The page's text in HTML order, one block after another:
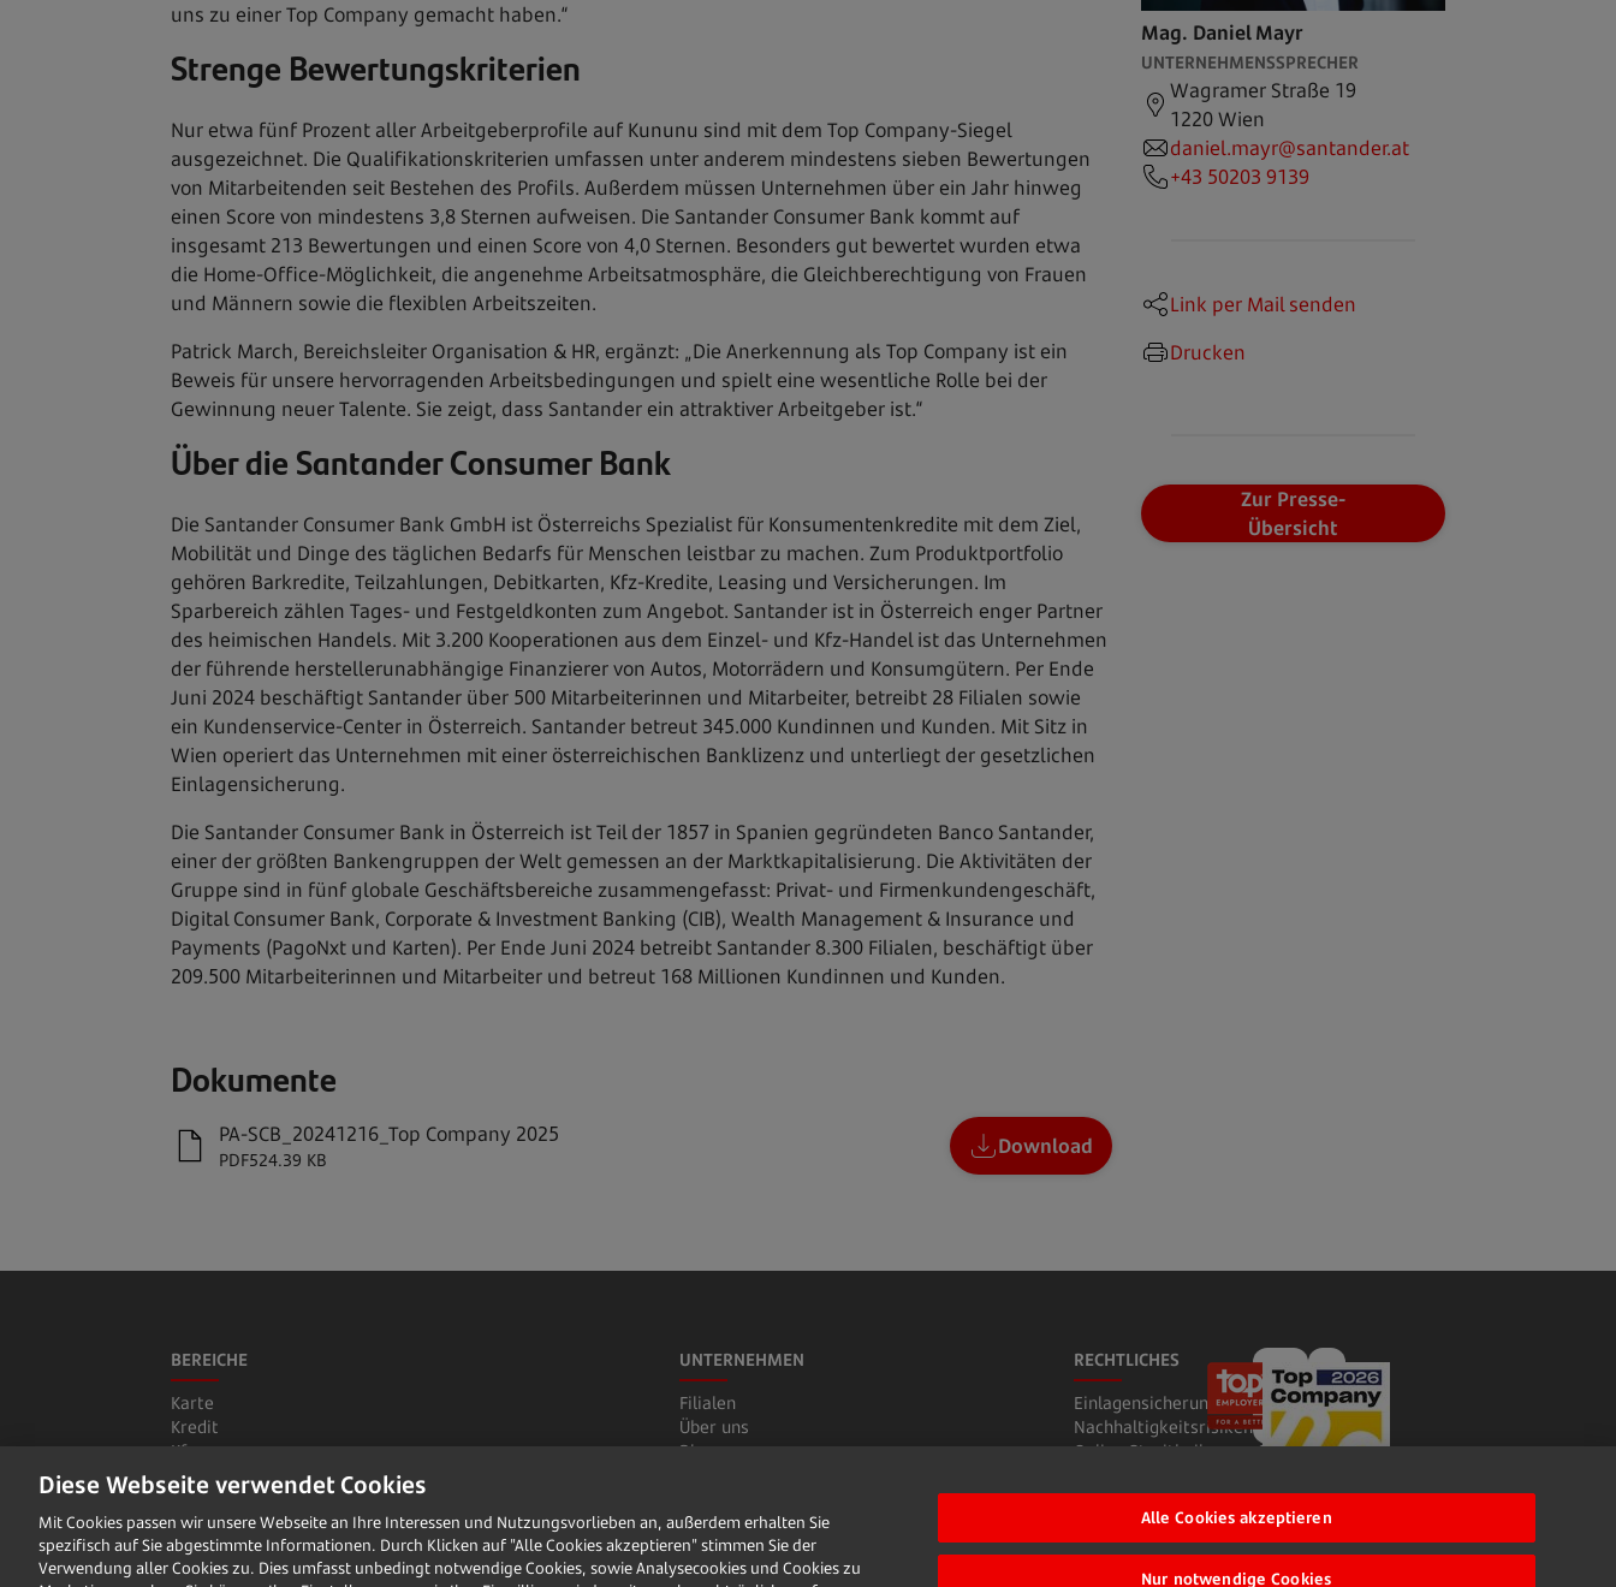
uns zu einer Top Company gemacht haben.“
Strenge Bewertungskriterien
Nur etwa fünf Prozent aller Arbeitgeberprofile auf Kununu sind mit dem Top Company-Siegel
ausgezeichnet. Die Qualifikationskriterien umfassen unter anderem mindestens sieben Bewertungen
von Mitarbeitenden seit Bestehen des Profils. Außerdem müssen Unternehmen über ein Jahr hinweg
einen Score von mindestens 3,8 Sternen aufweisen. Die Santander Consumer Bank kommt auf
insgesamt 213 Bewertungen und einen Score von 4,0 Sternen. Besonders gut bewertet wurden etwa
die Home-Office-Möglichkeit, die angenehme Arbeitsatmosphäre, die Gleichberechtigung von Frauen
und Männern sowie die flexiblen Arbeitszeiten.
Patrick March, Bereichsleiter Organisation & HR, ergänzt: „Die Anerkennung als Top Company ist ein
Beweis für unsere hervorragenden Arbeitsbedingungen und spielt eine wesentliche Rolle bei der
Gewinnung neuer Talente. Sie zeigt, dass Santander ein attraktiver Arbeitgeber ist.“
Über die Santander Consumer Bank
Die Santander Consumer Bank GmbH ist Österreichs Spezialist für Konsumentenkredite mit dem Ziel,
Mobilität und Dinge des täglichen Bedarfs für Menschen leistbar zu machen. Zum Produktportfolio
gehören Barkredite, Teilzahlungen, Debitkarten, Kfz-Kredite, Leasing und Versicherungen. Im
Sparbereich zählen Tages- und Festgeldkonten zum Angebot. Santander ist in Österreich enger Partner
des heimischen Handels. Mit 3.200 Kooperationen aus dem Einzel- und Kfz-Handel ist das Unternehmen
der führende herstellerunabhängige Finanzierer von Autos, Motorrädern und Konsumgütern. Per Ende
Juni 2024 beschäftigt Santander über 500 Mitarbeiterinnen und Mitarbeiter, betreibt 28 Filialen sowie
ein Kundenservice-Center in Österreich. Santander betreut 345.000 Kundinnen und Kunden. Mit Sitz in
Wien operiert das Unternehmen mit einer österreichischen Banklizenz und unterliegt der gesetzlichen
Einlagensicherung.
Die Santander Consumer Bank in Österreich ist Teil der 1857 in Spanien gegründeten Banco Santander,
einer der größten Bankengruppen der Welt gemessen an der Marktkapitalisierung. Die Aktivitäten der
Gruppe sind in fünf globale Geschäftsbereiche zusammengefasst: Privat- und Firmenkundengeschäft,
Digital Consumer Bank, Corporate & Investment Banking (CIB), Wealth Management & Insurance und
Payments (PagoNxt und Karten). Per Ende Juni 2024 betreibt Santander 8.300 Filialen, beschäftigt über
209.500 Mitarbeiterinnen und Mitarbeiter und betreut 168 Millionen Kundinnen und Kunden.
Dokumente
PA-SCB_20241216_Top Company 2025
PDF524.39 KB
Download "PA-SCB_20241216_Top Company 2025"
Mag. Daniel Mayr
UNTERNEHMENSSPRECHER
Wagramer Straße 19
1220 Wien
daniel.mayr@santander.at
+43 50203 9139
Link per Mail senden
Drucken
Zur Presse-
Übersicht
BEREICHE
Karte
Kredit
Kfz
Sparen
Versicherung
Online-Banking Informationen
UNTERNEHMEN
Filialen
Über uns
Blog
Presse
Glossar
RECHTLICHES
Einlagensicherung
Nachhaltigkeitsrisiken
Online Streitbeilegung
Ombudsteam
Verbandsklage
CRS GMSG
Vertrag widerrufen
Diese Webseite verwendet Cookies
​Mit Cookies passen wir unsere Webseite an Ihre Interessen und Nutzungsvorlieben an, außerdem erhalten Sie
spezifisch auf Sie abgestimmte Informationen. Durch Klicken auf "Alle Cookies akzeptieren" stimmen Sie der
Verwendung aller Cookies zu. Dies umfasst unbedingt notwendige Cookies, sowie Analysecookies und Cookies zu
Alle Cookies akzeptieren
Nur notwendige Cookies